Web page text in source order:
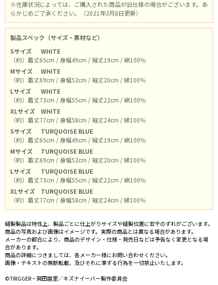
※在庫状況によっては、ご購入された商品が旧仕様の場合がございます。あ
らかじめご了承ください。（2021年3月8日更新）
製品スペック（サイズ・素材など）
Sサイズ
WHITE
（約）着丈65cm / 身幅49cm / 袖丈19cm / 綿100％
Mサイズ
WHITE
（約）着丈69cm / 身幅52cm / 袖丈20cm / 綿100％
Lサイズ
WHITE
（約）着丈73cm / 身幅55cm / 袖丈22cm / 綿100％
XLサイズ
WHITE
（約）着丈77cm / 身幅58cm / 袖丈24cm / 綿100％
Sサイズ
TURQUOISE BLUE
（約）着丈65cm / 身幅49cm / 袖丈19cm / 綿100％
Mサイズ
TURQUOISE BLUE
（約）着丈69cm / 身幅52cm / 袖丈20cm / 綿100％
Lサイズ
TURQUOISE BLUE
（約）着丈73cm / 身幅55cm / 袖丈22cm / 綿100％
XLサイズ
TURQUOISE BLUE
（約）着丈77cm / 身幅58cm / 袖丈24cm / 綿100％
縫製製品は特性上、製品ごとに仕上がりサイズや縫製位置に若干のずれがございます。
商品の写真および画像はイメージです。実際の商品とは異なる場合があります。
メーカーの都合により、商品のデザイン・仕様・発売日などは予告なく変更となる場
合があります。
商品の詳細につきましては、各メーカー様にお問い合わせください。
画像・テキストの無断転載、及びそれに準ずる行為を一切禁止いたします。
©TRIGGER・岡田麿里／キズナイーバー製作委員会